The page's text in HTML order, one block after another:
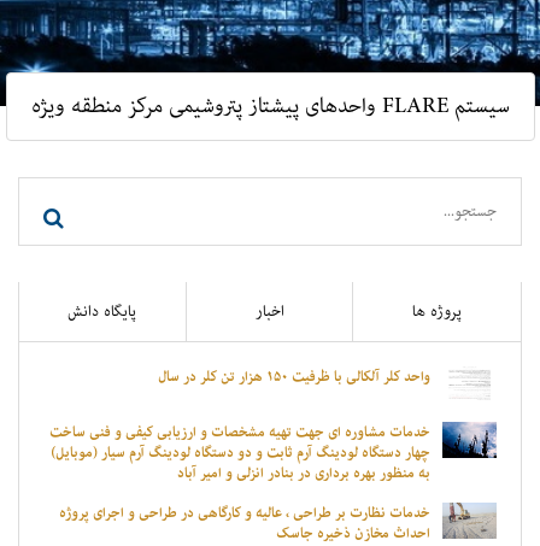
سیستم FLARE واحدهای پیشتاز پتروشیمی مرکز منطقه ویژه
پروژه ها اخبار پایگاه دانش
واحد کلر آلکالی با ظرفیت ۱۵۰ هزار تن کلر در سال
خدمات مشاوره ای جهت تهیه مشخصات و ارزیابی کیفی و فنی ساخت
چهار دستگاه لودینگ آرم ثابت و دو دستگاه لودینگ آرم سیار (موبایل)
به منظور بهره برداری در بنادر انزلی و امیر آباد
خدمات نظارت بر طراحی ، عالیه و کارگاهی در طراحی و اجرای پروژه
احداث مخازن ذخیره جاسک